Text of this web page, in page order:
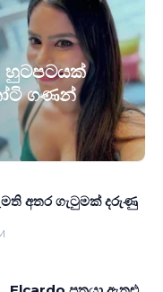
හුටපටයක්
ගණන්
අතර ගැටුමක් දරුණු